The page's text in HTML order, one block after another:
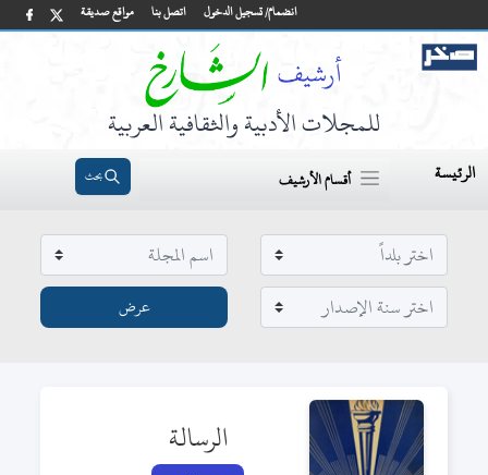
مواقع صديقة اتصل بنا انضمام/ تسجيل الدخول
للمجلات الأدبية والثقافية العربية
الرئيسة أقسام الأرشيف بحث
الرسالة